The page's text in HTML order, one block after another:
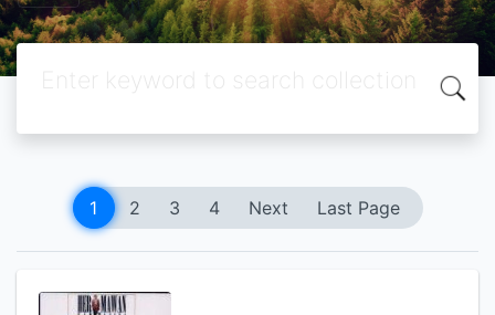
1 2 3 4 Next Last Page